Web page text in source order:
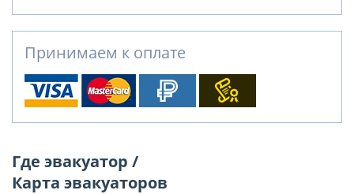
Принимаем к оплате
Где эвакуатор /
Карта эвакуаторов